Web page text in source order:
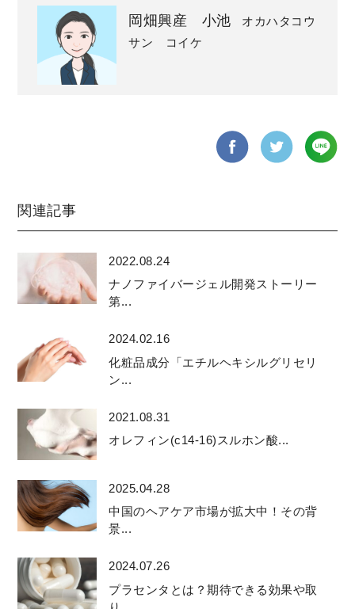
岡畑興産 小池
オカハタコウ
サン コイケ
関連記事
2022.08.24
ナノファイバージェル開発ストーリー
第...
2024.02.16
化粧品成分「エチルヘキシルグリセリ
ン...
2021.08.31
オレフィン(c14-16)スルホン酸...
2025.04.28
中国のヘアケア市場が拡大中！その背
景...
2024.07.26
プラセンタとは？期待できる効果や取